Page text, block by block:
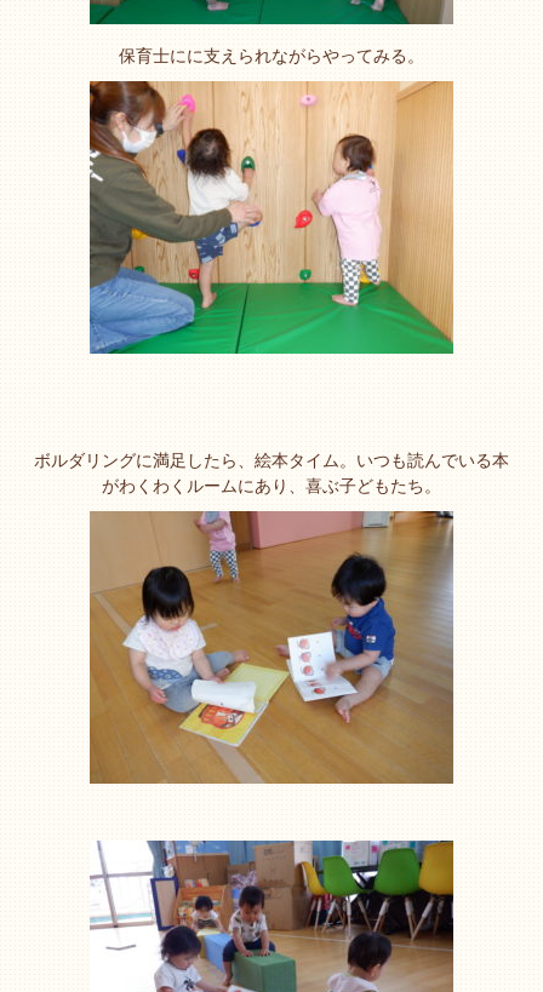
保育士にに支えられながらやってみる。
ボルダリングに満足したら、絵本タイム。いつも読んでいる本
がわくわくルームにあり、喜ぶ子どもたち。